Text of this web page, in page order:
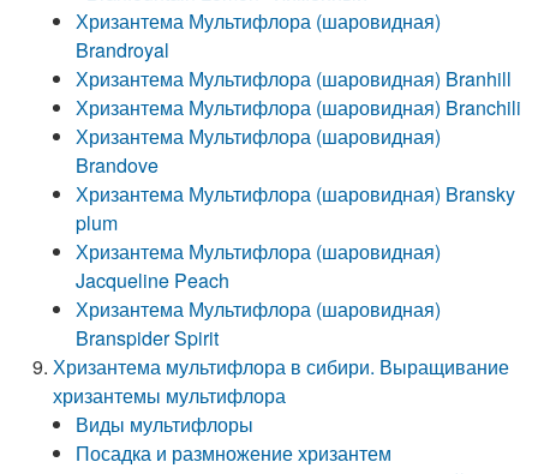
Хризантема Мультифлора (шаровидная)
Brandroyal
Хризантема Мультифлора (шаровидная) Branhill
Хризантема Мультифлора (шаровидная) Branchili
Хризантема Мультифлора (шаровидная)
Brandove
Хризантема Мультифлора (шаровидная) Bransky
plum
Хризантема Мультифлора (шаровидная)
Jacqueline Peach
Хризантема Мультифлора (шаровидная)
Branspider Spirit
Хризантема мультифлора в сибири. Выращивание
хризантемы мультифлора
Виды мультифлоры
Посадка и размножение хризантем